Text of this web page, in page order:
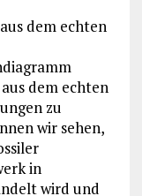
dem echten
dem echten
zu
wir sehen,
in
wird und